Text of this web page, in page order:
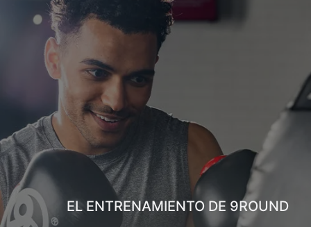
EL ENTRENAMIENTO DE 9ROUND